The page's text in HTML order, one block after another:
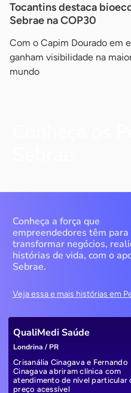
Tocantins destaca
Sebrae na COP30
Com o Capim Dourado em
ganham visibilidade na
mundo
Conheça a força que
empreendedores têm para
transformar negócios,
histórias de vida, com o
Sebrae.
Veja essa e mais histórias em
QualiMedi Saúde
Londrina / PR
Crisanália Cinagava e Fernando
Cinagava abriram clínica com
atendimento de nível particular
preço acessível